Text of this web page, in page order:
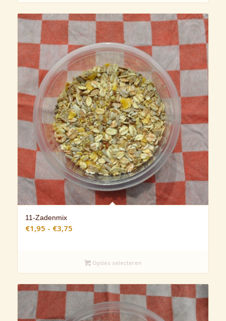
11-Zadenmix
€1,95 - €3,75Prijsklasse:
€3,75Opties selecteren